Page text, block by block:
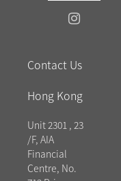
Contact Us
Hong Kong
Unit 2301 , 23
/F, AIA
Financial
Centre, No.